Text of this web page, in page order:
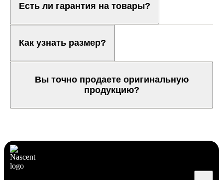
Есть ли гарантия на товары?
Как узнать размер?
Вы точно продаете оригинальную
продукцию?